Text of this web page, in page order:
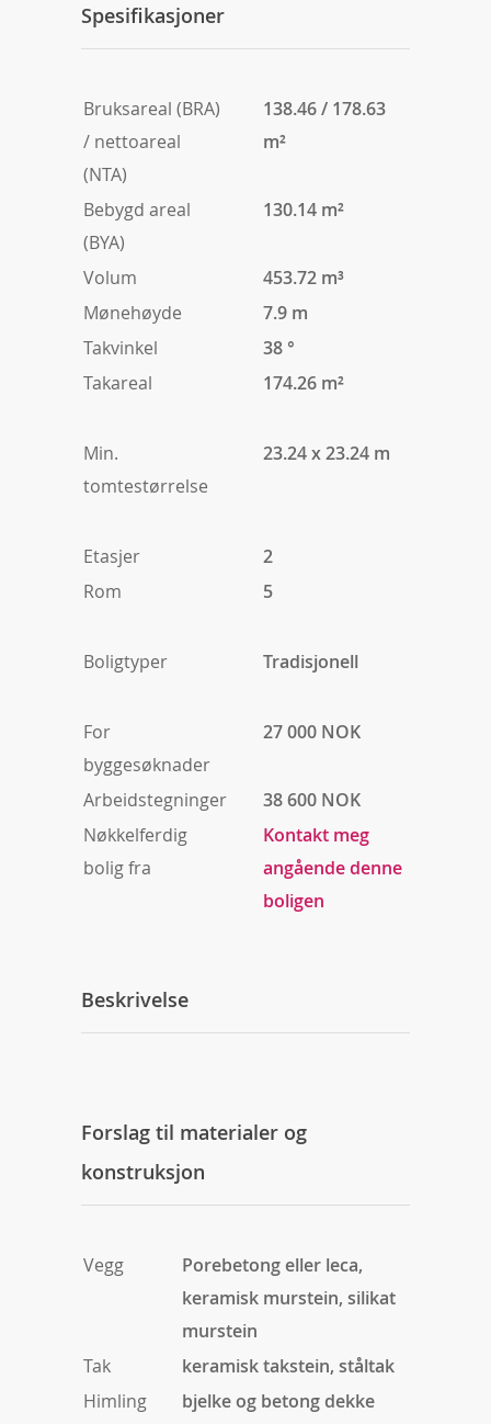
Spesifikasjoner
Bruksareal (BRA)
/ nettoareal
(NTA)
138.46 / 178.63
m²
Bebygd areal
(BYA)
130.14 m²
Volum
453.72 m³
Mønehøyde
7.9 m
Takvinkel
38 °
Takareal
174.26 m²
Min.
tomtestørrelse
23.24 x 23.24 m
Etasjer
2
Rom
5
Boligtyper Tradisjonell
For
byggesøknader
27 000 NOK
Arbeidstegninger
38 600 NOK
Nøkkelferdig
bolig fra
Kontakt meg
angående denne
boligen
Beskrivelse
Forslag til materialer og
konstruksjon
Vegg
Porebetong eller leca,
keramisk murstein, silikat
murstein
Tak
keramisk takstein, ståltak
Himling
bjelke og betong dekke